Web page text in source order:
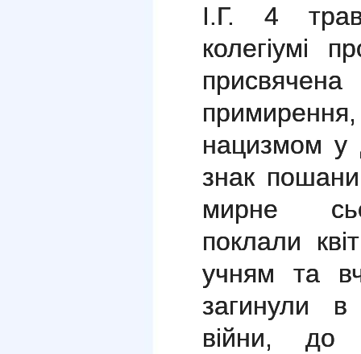
І.Г. 4
колегіумі
нацизмом у
знак
мирне
поклали
учням та
загинули в
війни, до